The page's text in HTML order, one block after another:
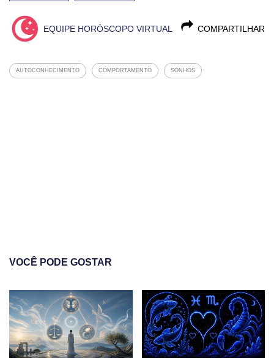
COMPARTILHAR
EQUIPE HORÓSCOPO VIRTUAL
AUTOCONHECIMENTO COMPORTAMENTO SONHOS
VOCÊ PODE GOSTAR